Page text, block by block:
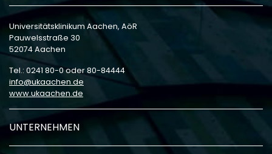
Universitätsklinikum Aachen, AöR
Pauwelsstraße 30
52074 Aachen
Tel.: 0241 80-0 oder 80-84444
info
ukaachen de
www.ukaachen.de
UNTERNEHMEN